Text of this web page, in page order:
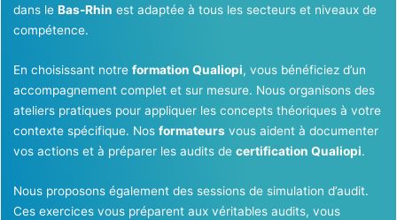
dans le Bas-Rhin est adaptée à tous les secteurs et niveaux de
compétence.
En choisissant notre formation Qualiopi, vous bénéficiez d’un
accompagnement complet et sur mesure. Nous organisons des
ateliers pratiques pour appliquer les concepts théoriques à votre
contexte spécifique. Nos formateursvous aident à documenter
vos actions et à préparer les audits de certification Qualiopi.
Nous proposons également des sessions de simulation d’audit.
Ces exercices vous préparent aux véritables audits, vous